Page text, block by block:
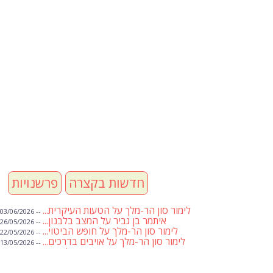
פרשנויות חדשות בקצרה
לימור סון הר-מלך על הטעות העיקרית... -- 03/06/2026
איתמר בן גביר על המצב בלבנון... -- 26/05/2026
לימור סון הר-מלך על חופש הביטוי... -- 22/05/2026
לימור סון הר-מלך על אויבים בדרכים... -- 13/05/2026
שבועת אמונים לדעאש